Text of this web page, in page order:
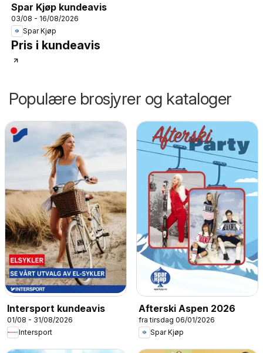
Spar Kjøp kundeavis
03/08 - 16/08/2026
Spar Kjøp
Pris i kundeavis
Populære brosjyrer og kataloger
Intersport kundeavis
01/08 - 31/08/2026
Intersport
Afterski Aspen 2026
fra tirsdag 06/01/2026
Spar Kjøp